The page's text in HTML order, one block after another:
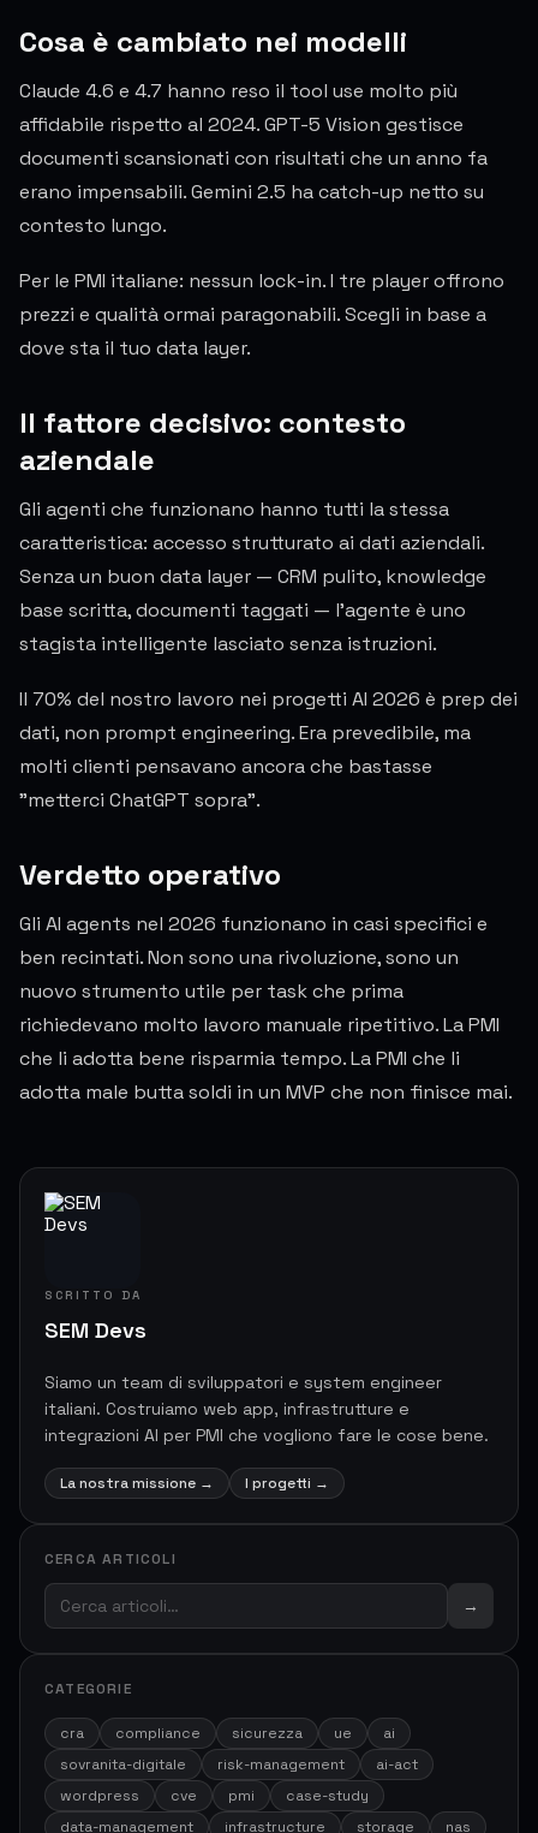
Cosa è cambiato nei modelli
Claude 4.6 e 4.7 hanno reso il tool use molto più
affidabile rispetto al 2024. GPT-5 Vision gestisce
documenti scansionati con risultati che un anno fa
erano impensabili. Gemini 2.5 ha catch-up netto su
contesto lungo.
Per le PMI italiane: nessun lock-in. I tre player offrono
prezzi e qualità ormai paragonabili. Scegli in base a
dove sta il tuo data layer.
Il fattore decisivo: contesto
aziendale
Gli agenti che funzionano hanno tutti la stessa
caratteristica: accesso strutturato ai dati aziendali.
Senza un buon data layer — CRM pulito, knowledge
base scritta, documenti taggati — l'agente è uno
stagista intelligente lasciato senza istruzioni.
Il 70% del nostro lavoro nei progetti AI 2026 è prep dei
dati, non prompt engineering. Era prevedibile, ma
molti clienti pensavano ancora che bastasse
"metterci ChatGPT sopra".
Verdetto operativo
Gli AI agents nel 2026 funzionano in casi specifici e
ben recintati. Non sono una rivoluzione, sono un
nuovo strumento utile per task che prima
richiedevano molto lavoro manuale ripetitivo. La PMI
che li adotta bene risparmia tempo. La PMI che li
adotta male butta soldi in un MVP che non finisce mai.
SCRITTO DA
SEM Devs
Siamo un team di sviluppatori e system engineer
italiani. Costruiamo web app, infrastrutture e
integrazioni AI per PMI che vogliono fare le cose bene.
La nostra missione → I progetti →
CERCA ARTICOLI
→
CATEGORIE
cra compliance sicurezza ue
ai
sovranita-digitale
risk-management
ai-act
wordpress
cve pmi
case-study
data-management
infrastructure storage nas